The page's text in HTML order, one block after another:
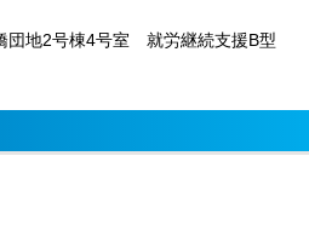
団地2号棟4号室 就労継続支援B型